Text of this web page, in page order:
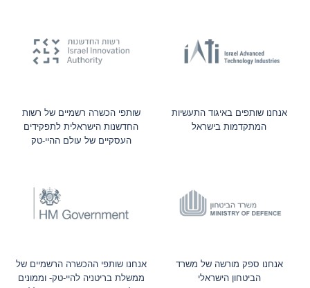
אנחנו שותפים באיגוד התעשיות
המתקדמות בישראל
שותפי הכשרה רשמיים של רשות
החדשנות הישראלית לתפקידים
העסקיים של עולם ההיי-טק
אנחנו ספק מורשה של משרד
הביטחון הישראלי
אנחנו שותפי ההכשרה הרשמיים של
ממשלת בריטניה להיי-טק- וממונים